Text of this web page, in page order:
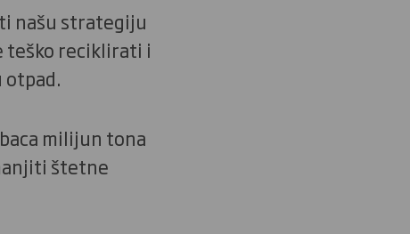
našu strategiju
teško reciklirati i
milijun tona
štetne